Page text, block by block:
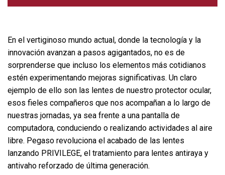
En el vertiginoso mundo actual, donde la tecnología y la
innovación avanzan a pasos agigantados, no es de
sorprenderse que incluso los elementos más cotidianos
estén experimentando mejoras significativas. Un claro
ejemplo de ello son las lentes de nuestro protector ocular,
esos fieles compañeros que nos acompañan a lo largo de
nuestras jornadas, ya sea frente a una pantalla de
computadora, conduciendo o realizando actividades al aire
libre. Pegaso revoluciona el acabado de las lentes
lanzando PRIVILEGE, el tratamiento para lentes antiraya y
antivaho reforzado de última generación.